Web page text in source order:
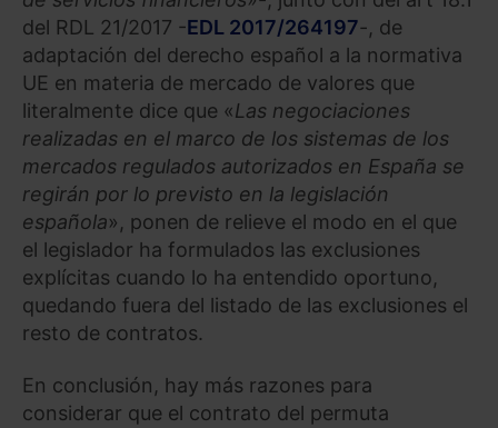
del RDL 21/2017 -EDL 2017/264197-, de
adaptación del derecho español a la normativa
UE en materia de mercado de valores que
literalmente dice que «Las negociaciones
realizadas en el marco de los sistemas de los
mercados regulados autorizados en España se
regirán por lo previsto en la legislación
española», ponen de relieve el modo en el que
el legislador ha formulados las exclusiones
explícitas cuando lo ha entendido oportuno,
quedando fuera del listado de las exclusiones el
resto de contratos.
En conclusión, hay más razones para
considerar que el contrato del permuta